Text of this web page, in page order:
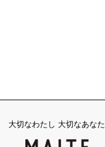
大切なわたし 大切なあなた